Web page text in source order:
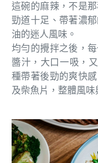
這碗的麻辣，不是
勁道十足、帶著濃
油的迷人風味。
均勻的攪拌之後，
醬汁，大口一吸，
種帶著後勁的爽快
及柴魚片，整體風味